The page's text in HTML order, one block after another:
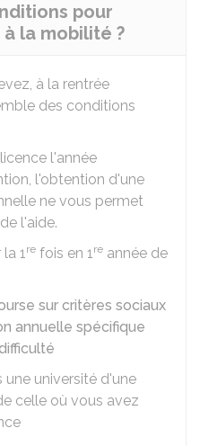
pour
la mobilité ?
à la rentrée
des conditions
l'année
l'obtention d'une
ne vous permet
l'aide.
1re fois en 1re année de
sur critères sociaux
annuelle spécifique
une université d'une
celle où vous avez